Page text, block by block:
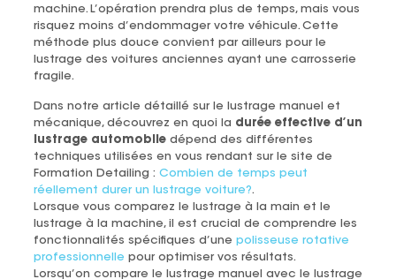
machine. L’opération prendra plus de temps, mais vous
risquez moins d’endommager votre véhicule. Cette
méthode plus douce convient par ailleurs pour le
lustrage des voitures anciennes ayant une carrosserie
fragile.
Dans notre article détaillé sur le lustrage manuel et
mécanique, découvrez en quoi la durée effective d’un
lustrage automobile dépend des différentes
techniques utilisées en vous rendant sur le site de
Formation Detailing : Combien de temps peut
réellement durer un lustrage voiture?.
Lorsque vous comparez le lustrage à la main et le
lustrage à la machine, il est crucial de comprendre les
fonctionnalités spécifiques d’une polisseuse rotative
professionnelle pour optimiser vos résultats.
Lorsqu’on compare le lustrage manuel avec le lustrage